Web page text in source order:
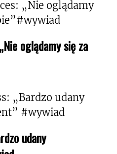
oglądamy się za
udany